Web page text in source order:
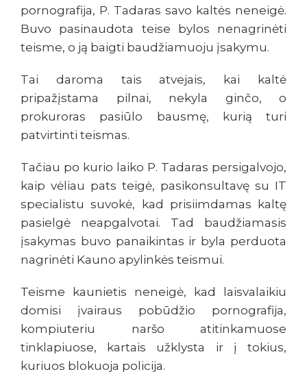
pornografija, P. Tadaras savo kaltės neneigė.
Buvo pasinaudota teise bylos nenagrinėti
teisme, o ją baigti baudžiamuoju įsakymu.
Tai daroma tais atvejais, kai kaltė
pripažįstama pilnai, nekyla ginčo, o
prokuroras pasiūlo bausmę, kurią turi
patvirtinti teismas.
Tačiau po kurio laiko P. Tadaras persigalvojo,
kaip vėliau pats teigė, pasikonsultavę su IT
specialistu suvokė, kad prisiimdamas kaltę
pasielgė neapgalvotai. Tad baudžiamasis
įsakymas buvo panaikintas ir byla perduota
nagrinėti Kauno apylinkės teismui.
Teisme kaunietis neneigė, kad laisvalaikiu
domisi įvairaus pobūdžio pornografija,
kompiuteriu naršo atitinkamuose
tinklapiuose, kartais užklysta ir į tokius,
kuriuos blokuoja policija.